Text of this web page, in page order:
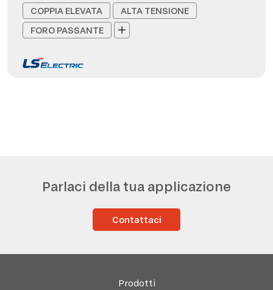
COPPIA ELEVATA
ALTA TENSIONE
FORO PASSANTE
Parlaci della tua applicazione
Contattaci
Prodotti